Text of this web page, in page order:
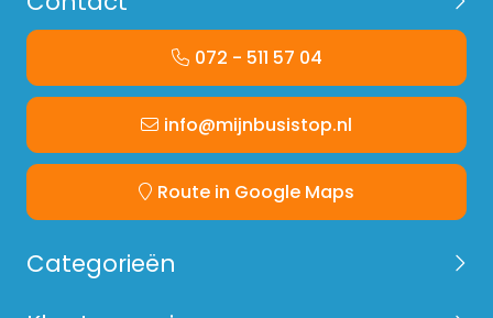
072 - 511 57 04
info@mijnbusistop.nl
Route in Google Maps
Categorieën